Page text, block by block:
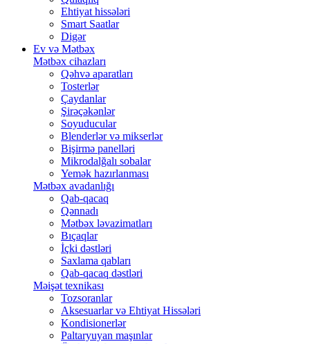
Ehtiyat hissələri
Smart Saatlar
Digər
Ev və Mətbəx
Mətbəx cihazları
Qəhvə aparatları
Tosterlər
Çaydanlar
Şirəçəkənlər
Soyuducular
Blenderlər və mikserlər
Bişirmə panelləri
Mikrodalğalı sobalar
Yemək hazırlanması
Mətbəx avadanlığı
Qab-qacaq
Qənnadı
Mətbəx ləvazimatları
Bıçaqlar
İçki dəstləri
Saxlama qabları
Qab-qacaq dəstləri
Məişət texnikası
Tozsoranlar
Aksesuarlar və Ehtiyat Hissələri
Kondisionerlər
Paltaryuyan maşınlar